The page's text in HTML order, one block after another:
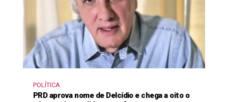
POLÍTICA
PRD aprova nome de Delcídio e chega a oito o